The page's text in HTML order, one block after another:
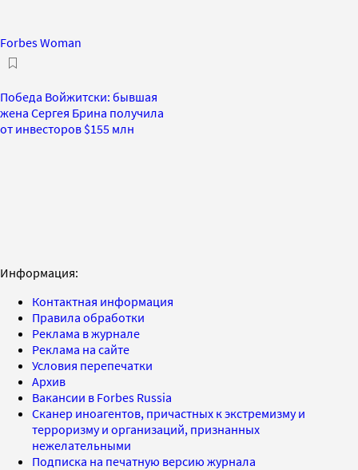
Forbes Woman
Победа Войжитски: бывшая
жена Сергея Брина получила
от инвесторов $155 млн
Информация:
Контактная информация
Правила обработки
Реклама в журнале
Реклама на сайте
Условия перепечатки
Архив
Вакансии в Forbes Russia
Сканер иноагентов, причастных к экстремизму и
терроризму и организаций, признанных
нежелательными
Подписка на печатную версию журнала